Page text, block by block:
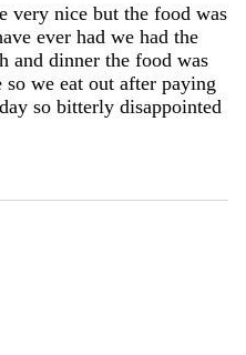
very nice but the food was
ever had we had the
and dinner the food was
we eat out after paying
so bitterly disappointed